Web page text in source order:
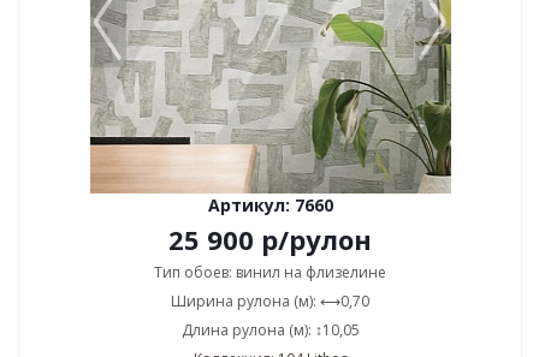
Артикул: 7660
25 900 р/рулон
Тип обоев: винил на флизелине
Ширина рулона (м): ⟷0,70
Длина рулона (м): ↕10,05